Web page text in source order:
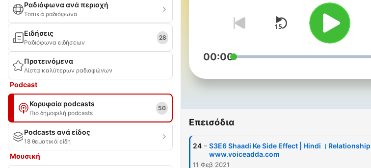
Ραδιόφωνα ανά περιοχή
Τοπικά ραδιόφωνα
Ειδήσεις
Ραδιόφωνα ειδήσεων
28
Προτεινόμενα
Λίστα καλύτερων ραδιοφώνων
Podcast
Κορυφαία podcasts
Πιο δημοφιλή podcasts
50
Podcasts ανά είδος
18 θεματικά είδη
Μουσική
00:00
Επεισόδια
24 - S3E6 Shaadi Ke Side Effect | Hindi ।
www.voiceadda.com
11 Φεβ 2021